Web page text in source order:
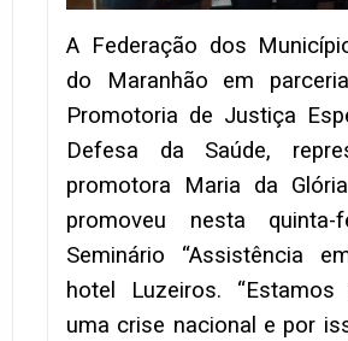
A Federação dos
do Maranhão em
Promotoria de Justiça
Defesa da Saúde,
promotora Maria da
promoveu nesta
Seminário “Assistência
hotel Luzeiros. “Estamos
uma crise nacional e por